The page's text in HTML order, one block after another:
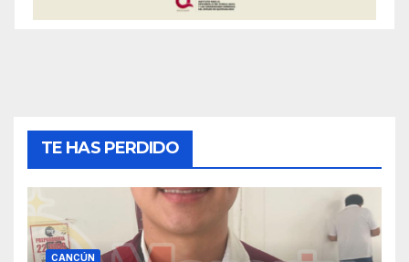
TE HAS PERDIDO
CANCÚN